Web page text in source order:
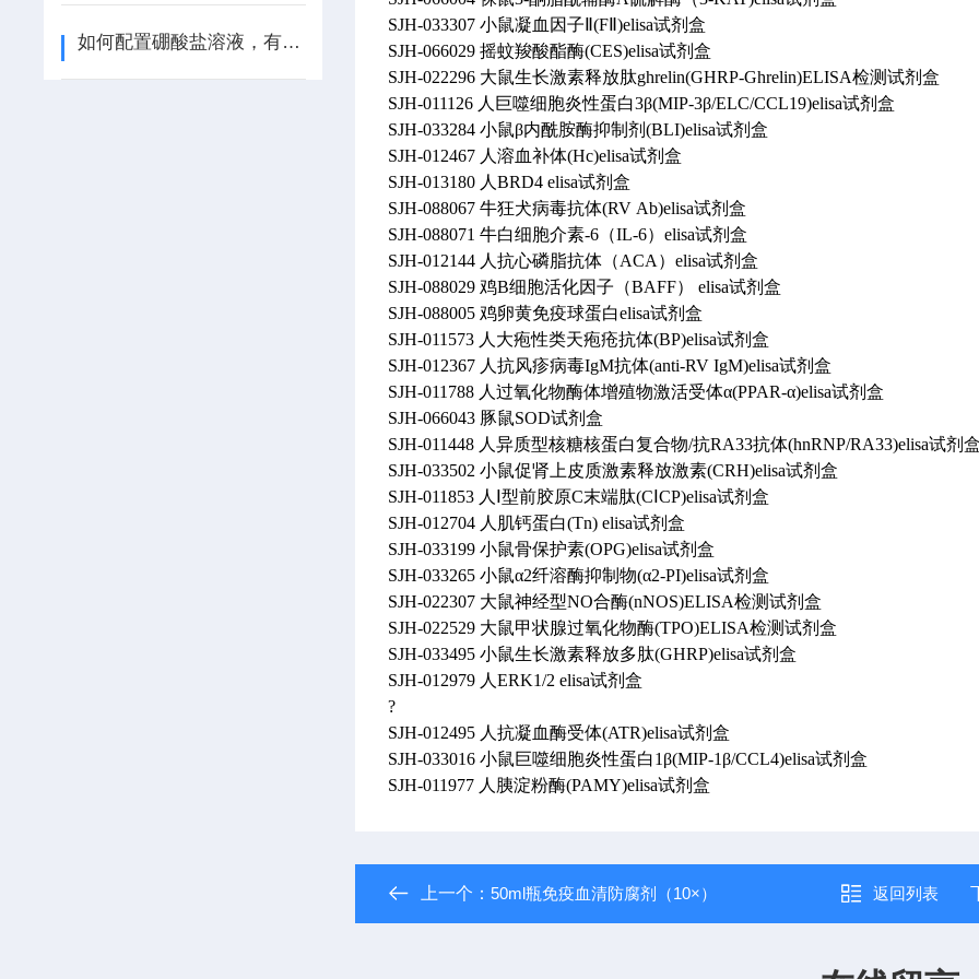
SJH-033307 小鼠凝血因子Ⅱ(FⅡ)elisa试剂盒
SJH-066029 摇蚊羧酸酯酶(CES)elisa试剂盒
SJH-022296 大鼠生长激素释放肽ghrelin(GHRP-Ghrelin)ELISA检测试剂盒
SJH-011126 人巨噬细胞炎性蛋白3β(MIP-3β/ELC/CCL19)elisa试剂盒
SJH-033284 小鼠β内酰胺酶抑制剂(BLI)elisa试剂盒
SJH-012467 人溶血补体(Hc)elisa试剂盒
SJH-013180 人BRD4 elisa试剂盒
SJH-088067 牛狂犬病毒抗体(RV Ab)elisa试剂盒
SJH-088071 牛白细胞介素-6（IL-6）elisa试剂盒
SJH-012144 人抗心磷脂抗体（ACA）elisa试剂盒
SJH-088029 鸡B细胞活化因子（BAFF） elisa试剂盒
SJH-088005 鸡卵黄免疫球蛋白elisa试剂盒
SJH-011573 人大疱性类天疱疮抗体(BP)elisa试剂盒
SJH-012367 人抗风疹病毒IgM抗体(anti-RV IgM)elisa试剂盒
SJH-011788 人过氧化物酶体增殖物激活受体α(PPAR-α)elisa试剂盒
SJH-066043 豚鼠SOD试剂盒
SJH-011448 人异质型核糖核蛋白复合物/抗RA33抗体(hnRNP/RA33)elisa试剂
SJH-033502 小鼠促肾上皮质激素释放激素(CRH)elisa试剂盒
SJH-011853 人Ⅰ型前胶原C末端肽(CⅠCP)elisa试剂盒
SJH-012704 人肌钙蛋白(Tn) elisa试剂盒
SJH-033199 小鼠骨保护素(OPG)elisa试剂盒
SJH-033265 小鼠α2纤溶酶抑制物(α2-PI)elisa试剂盒
SJH-022307 大鼠神经型NO合酶(nNOS)ELISA检测试剂盒
SJH-022529 大鼠甲状腺过氧化物酶(TPO)ELISA检测试剂盒
SJH-033495 小鼠生长激素释放多肽(GHRP)elisa试剂盒
SJH-012979 人ERK1/2 elisa试剂盒
?
SJH-012495 人抗凝血酶受体(ATR)elisa试剂盒
SJH-033016 小鼠巨噬细胞炎性蛋白1β(MIP-1β/CCL4)elisa试剂盒
SJH-011977 人胰淀粉酶(PAMY)elisa试剂盒
上一个：50ml瓶免疫血清防腐剂（10×） 返回列表
如何配置硼酸盐溶液，有9步